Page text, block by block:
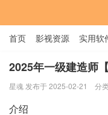
首页 影视资源 实用软
用户中心 书籍 娱乐
2025年一级建造师
星魂 发布于 2025-02-21 分
介绍